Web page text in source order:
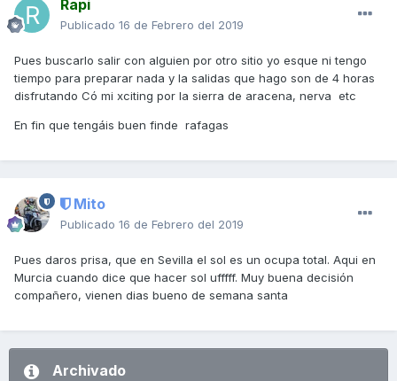
Rapi
Publicado 16 de Febrero del 2019
Pues buscarlo salir con alguien por otro sitio yo esque ni tengo
tiempo para preparar nada y la salidas que hago son de 4 horas
disfrutando Có mi xciting por la sierra de aracena, nerva etc
En fin que tengáis buen finde rafagas
Mito
Publicado 16 de Febrero del 2019
Pues daros prisa, que en Sevilla el sol es un ocupa total. Aqui en
Murcia cuando dice que hacer sol ufffff. Muy buena decisión
compañero, vienen dias bueno de semana santa
Archivado